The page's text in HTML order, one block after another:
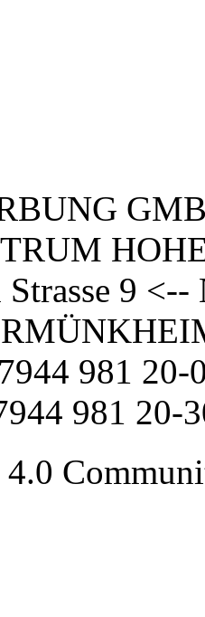
Strasse 9
981 20-
981 20-
4.0